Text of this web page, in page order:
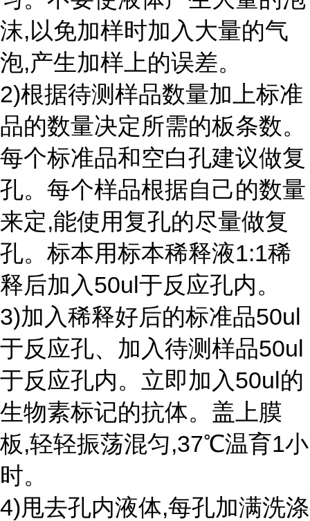
沫,以免加样时加入大量的气
泡,产生加样上的误差。
2)根据待测样品数量加上标准
品的数量决定所需的板条数。
每个标准品和空白孔建议做复
孔。每个样品根据自己的数量
来定,能使用复孔的尽量做复
孔。标本用标本稀释液1:1稀
释后加入50ul于反应孔内。
3)加入稀释好后的标准品50ul
于反应孔、加入待测样品50ul
于反应孔内。立即加入50ul的
生物素标记的抗体。盖上膜
板,轻轻振荡混匀,37℃温育1小
时。
4)甩去孔内液体,每孔加满洗涤